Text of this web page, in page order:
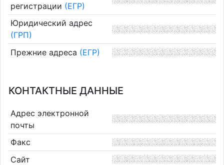
регистрации (ЕГР)
Юридический адрес
(ГРП)
Прежние адреса (ЕГР)
КОНТАКТНЫЕ ДАННЫЕ
Адрес электронной
почты
Факс
Сайт